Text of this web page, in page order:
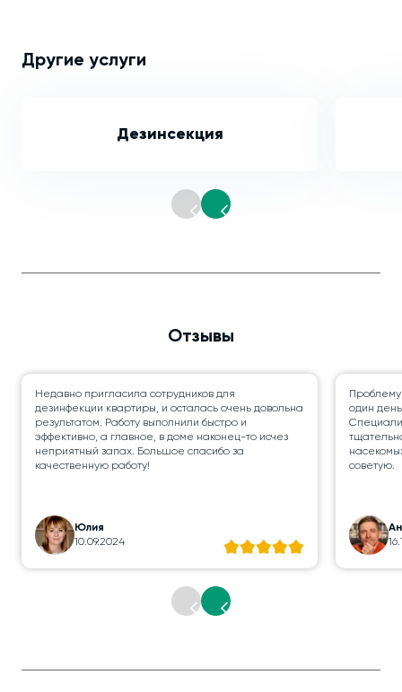
Другие услуги
Дезинсекция
Отзывы
Недавно пригласила сотрудников для
дезинфекции квартиры, и осталась очень довольна
результатом. Работу выполнили быстро и
эффективно, а главное, в доме наконец-то исчез
неприятный запах. Большое спасибо за
качественную работу!
Юлия
10.09.2024
один
советую.